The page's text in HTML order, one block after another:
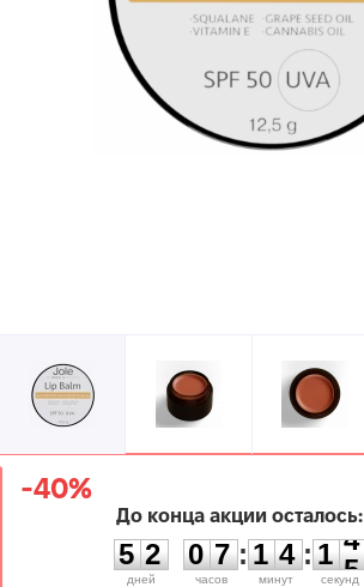
-40%
До конца акции осталось:
5
5
2
2
дней
0
0
7
7
часов
:
1
1
4
4
минут
:
1
1
4
4
секунд